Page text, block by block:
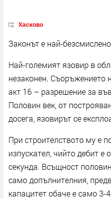
Хасково
Законът е най-
Най-големият язовир в
незаконен. Съоръжението
акт 16 – разрешение за
Половин век, от
досега, язовирът се
При строителството му е
изпускател, чийто дебит е
секунда. Всъщност
само допълнителния,
капацитет обаче е само 3-